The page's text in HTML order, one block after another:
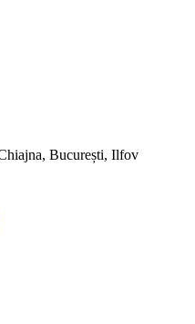
București, Ilfov